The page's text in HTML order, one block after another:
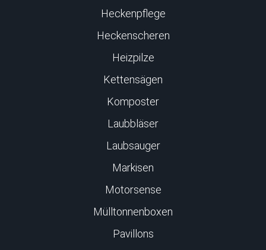
Heckenpflege
Heckenscheren
Heizpilze
Kettensägen
Komposter
Laubbläser
Laubsauger
Markisen
Motorsense
Mülltonnenboxen
Pavillons